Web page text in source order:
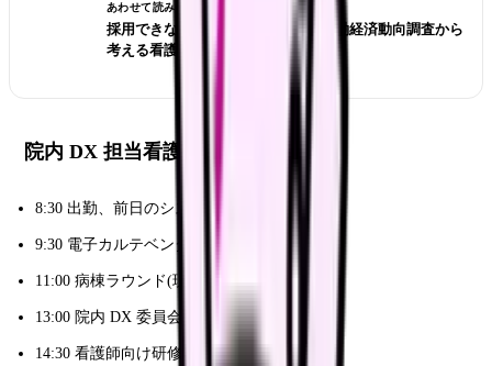
あわせて読みたい
採用できない職場を見抜くには？労働経済動向調査から
考える看護師の面接質問
院内 DX 担当看護師の 1 日
8:30 出勤、前日のシステム障害・問合せ確認
9:30 電子カルテベンダーとの定例会
11:00 病棟ラウンド(現場課題ヒアリング)
13:00 院内 DX 委員会参加
14:30 看護師向け研修資料作成